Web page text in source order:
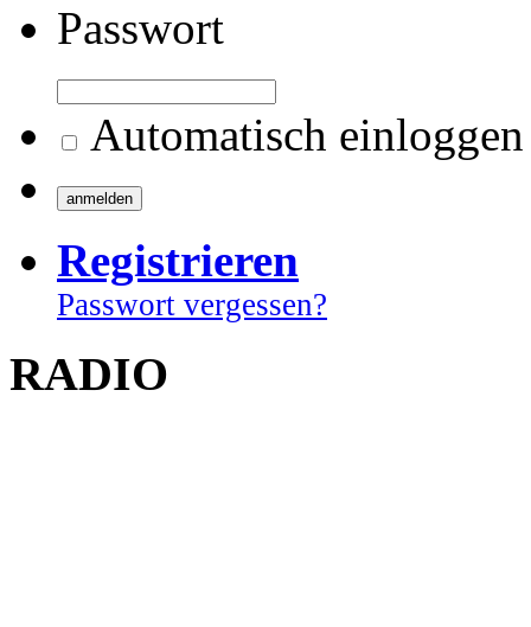
Passwort
Automatisch einloggen
Registrieren
Passwort vergessen?
RADIO